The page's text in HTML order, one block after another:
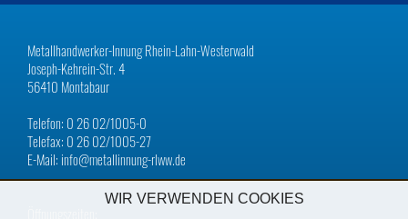
Metallhandwerker-Innung Rhein-Lahn-Westerwald
Joseph-Kehrein-Str. 4
56410 Montabaur
Telefon: 0 26 02/1005-0
Telefax: 0 26 02/1005-27
E-Mail: info@metallinnung-rlww.de
WIR VERWENDEN COOKIES